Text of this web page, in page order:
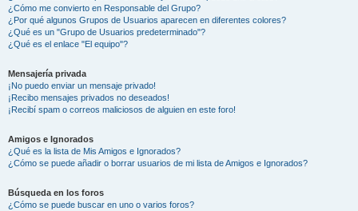
¿Cómo me convierto en Responsable del Grupo?
¿Por qué algunos Grupos de Usuarios aparecen en diferentes colores?
¿Qué es un "Grupo de Usuarios predeterminado"?
¿Qué es el enlace "El equipo"?
Mensajería privada
¡No puedo enviar un mensaje privado!
¡Recibo mensajes privados no deseados!
¡Recibí spam o correos maliciosos de alguien en este foro!
Amigos e Ignorados
¿Qué es la lista de Mis Amigos e Ignorados?
¿Cómo se puede añadir o borrar usuarios de mi lista de Amigos e Ignorados?
Búsqueda en los foros
¿Cómo se puede buscar en uno o varios foros?